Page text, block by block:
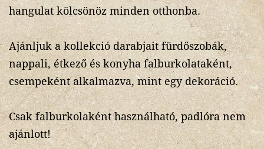
hangulat kölcsönöz minden otthonba.
Ajánljuk a kollekció darabjait fürdőszobák,
nappali, étkező és konyha falburkolataként,
csempeként alkalmazva, mint egy dekoráció.
Csak falburkolaként használható, padlóra nem
ajánlott!